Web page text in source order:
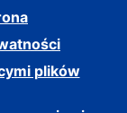
plików